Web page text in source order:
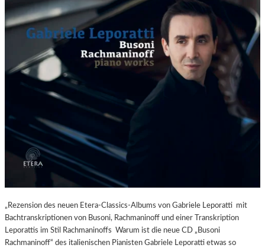
„Rezension des neuen Etera-Classics-Albums von Gabriele Leporatti mit
Bachtranskriptionen von Busoni, Rachmaninoff und einer Transkription
Leporattis im Stil Rachmaninoffs Warum ist die neue CD „Busoni
Rachmaninoff“ des italienischen Pianisten Gabriele Leporatti etwas so